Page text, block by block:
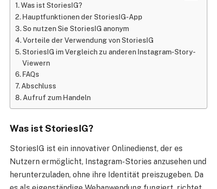
Was ist StoriesIG?
Hauptfunktionen der StoriesIG-App
So nutzen Sie StoriesIG anonym
Vorteile der Verwendung von StoriesIG
StoriesIG im Vergleich zu anderen Instagram-Story-
Viewern
FAQs
Abschluss
Aufruf zum Handeln
Was ist StoriesIG?
StoriesIG ist ein innovativer Onlinedienst, der es
Nutzern ermöglicht, Instagram-Stories anzusehen und
herunterzuladen, ohne ihre Identität preiszugeben. Da